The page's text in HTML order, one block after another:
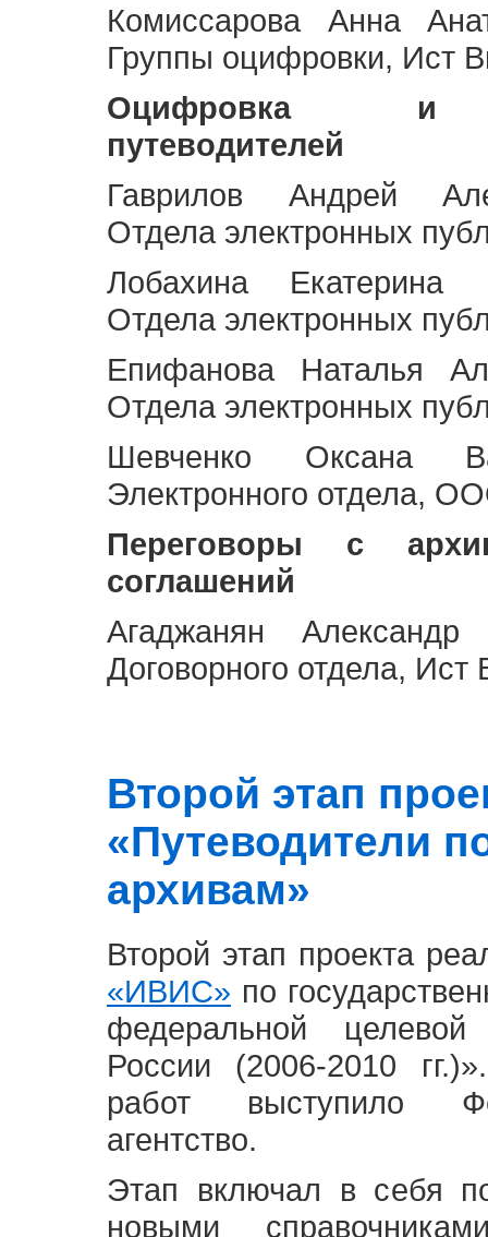
Комиссарова Анна
Группы оцифровки, Ист
Оцифровка и
путеводителей
Гаврилов Андрей
Отдела электронных
Лобахина Екатерина
Отдела электронных
Епифанова Наталья
Отдела электронных
Шевченко Оксана
Электронного отдела,
Переговоры с
соглашений
Агаджанян Александр
Договорного отдела,
Второй этап
«Путеводители
архивам»
Второй этап проекта
«ИВИС» по
федеральной
России (2006-2010
работ выступило
агентство.
Этап включал в себя
новыми